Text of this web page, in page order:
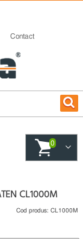
Contact
0
CL1000M
Cod produs: CL1000M